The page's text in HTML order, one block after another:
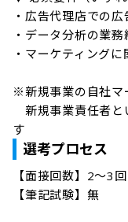
・広告代理店での
・データ分析の業務
・マーケティング
※新規事業の自社マ
新規事業責任者と
す
選考プロセス
【面接回数】2～3
【筆記試験】無